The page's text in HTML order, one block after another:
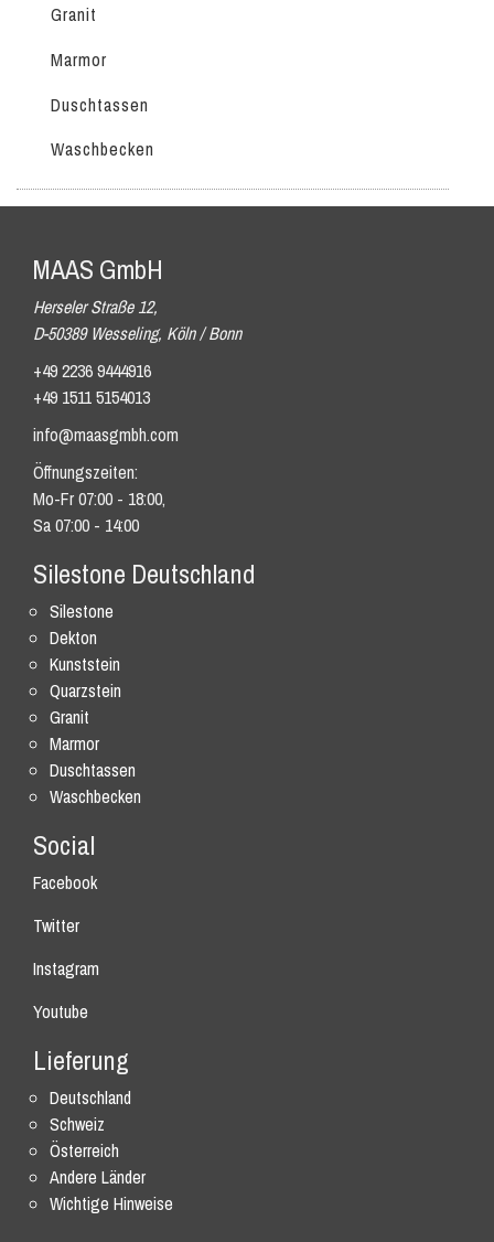
Granit
Marmor
Duschtassen
Waschbecken
MAAS GmbH
Herseler Straße 12,
D-50389 Wesseling, Köln / Bonn
+49 2236 9444916
+49 1511 5154013
info@maasgmbh.com
Öffnungszeiten:
Mo-Fr 07:00 - 18:00,
Sa 07:00 - 14:00
Silestone Deutschland
Silestone
Dekton
Kunststein
Quarzstein
Granit
Marmor
Duschtassen
Waschbecken
Social
Facebook
Twitter
Instagram
Youtube
Lieferung
Deutschland
Schweiz
Österreich
Andere Länder
Wichtige Hinweise